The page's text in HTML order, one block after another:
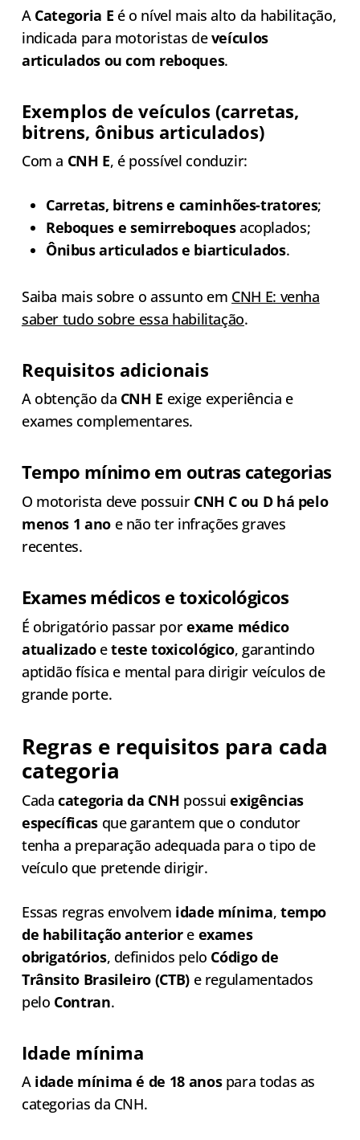
A Categoria E é o nível mais alto da habilitação,
indicada para motoristas deveículos
articulados ou com reboques.
Exemplos de veículos (carretas,
bitrens, ônibus articulados)
Com a CNH E, é possível conduzir:
Carretas, bitrens e caminhões-tratores;
Reboques e semirreboquesacoplados;
Ônibus articulados e biarticulados.
Saiba mais sobre o assunto em CNH E: venha
saber tudo sobre essa habilitação.
Requisitos adicionais
A obtenção da CNH E exige experiência e
exames complementares.
Tempo mínimo em outras categorias
O motorista deve possuir CNH C ou D há pelo
menos 1 anoe não ter infrações graves
recentes.
Exames médicos e toxicológicos
É obrigatório passar porexame médico
atualizadoeteste toxicológico, garantindo
aptidão física e mental para dirigir veículos de
grande porte.
Regras e requisitos para cada
categoria
Cadacategoria da CNH possuiexigências
específicasque garantem que o condutor
tenha a preparação adequada para o tipo de
veículo que pretende dirigir.
Essas regras envolvem idade mínima, tempo
de habilitação anteriore exames
obrigatórios, definidos pelo Código de
Trânsito Brasileiro (CTB)e regulamentados
pelo Contran.
Idade mínima
A idade mínima é de 18 anospara todas as
categorias da CNH.